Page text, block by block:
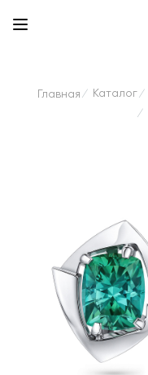
Главная / Каталог /
/